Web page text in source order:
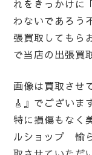
れをきっかけに
わないであろう
張買取してもら
で当店の出張買
画像は買取させ
🎸』でございま
特に損傷もなく
ルショップ 愉